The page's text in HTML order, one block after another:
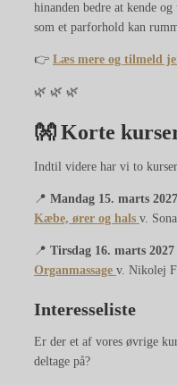
hinanden bedre at kende
som et parforhold kan
👉 Læs mere og tilmeld
🌿 🌿 🌿
👐 Korte
Indtil videre har vi to
📍 Mandag 15. marts 2027
Kæbe, ører og hals v.
📍 Tirsdag 16. marts 2027
Organmassage v. Nikolej
Interesseliste
Er der et af vores øvrige
deltage på?